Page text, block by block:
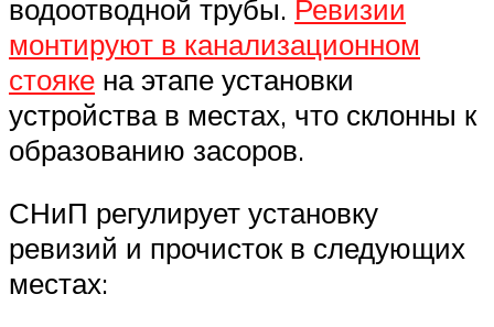
водоотводной трубы. Ревизии
монтируют в канализационном
стояке на этапе установки
устройства в местах, что склонны к
образованию засоров.
СНиП регулирует установку
ревизий и прочисток в следующих
местах: